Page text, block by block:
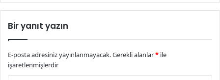
Bir yanıt yazın
E-posta adresiniz yayınlanmayacak.Gerekli alanlar* ile
işaretlenmişlerdir